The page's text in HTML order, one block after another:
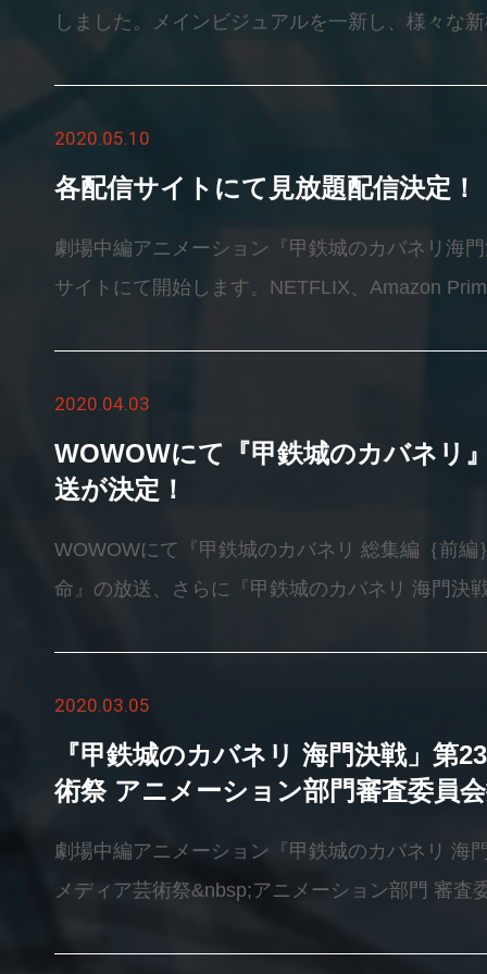
しました。メインビジュアルを一新し、様々な
あけのまいか）配信プラットフォーム：App
GAMES&nbsp;■DMM GAMES公式サイト
https://twitter.com/game_kabaneri
2020.05.10
各配信サイトにて見放題配信決定！
劇場中編アニメーション『甲鉄城のカバネリ海
サイトにて開始します。NETFLIX、Amazon
NEXT配信開始日時：2020年5月10日
2020年5月10日12:00&nbsp;■ひかりＴＶ配信開
0:00&nbsp;■dTV配信開始日時：2020年7月20
2020.04.03
WOWOWにて『甲鉄城のカバネリ
送が決定！
WOWOWにて『甲鉄城のカバネリ 総集編｛前
命』の放送、さらに『甲鉄城のカバネリ 海門決
編｛後編｝燃える命』5/29 (金)&nbsp; よる
ネリ 海門決戦』5/29（金）深夜
0:45&nbsp;&nbsp;■WOWOWhttps://
2020.03.05
『甲鉄城のカバネリ 海門決戦」第
術祭 アニメーション部門審査委員
劇場中編アニメーション『甲鉄城のカバネリ 海
メディア芸術祭&nbsp;アニメーション部門 審査